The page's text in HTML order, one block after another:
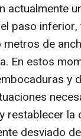
actualmente
paso
de
En estos
y
restablecer
desviado